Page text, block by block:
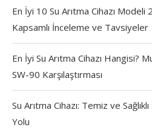
En İyi 10 Su Arıtma Cihazı Modeli
Kapsamlı İnceleme ve Tavsiyeler
En İyi Su Arıtma Cihazı Hangisi?
SW-90 Karşılaştırması
Su Arıtma Cihazı: Temiz ve
Yolu